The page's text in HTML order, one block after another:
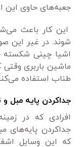
جعبه‌های حاوی این
این کار باعث
شوند. در غیر این
اشیا چینی
ماشین باربری وقتی
طناب استفاده
جداکردن پایه مبل
افرادی که در
جداکردن پایه‌های
که این وسایل